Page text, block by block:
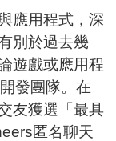
應用程式，深
別於過去幾
遊戲或應用程
發團隊。在
友獲選「最具
匿名聊天